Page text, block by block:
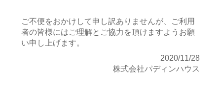
ご不便をおかけして申し訳ありませんが、ご利用
者の皆様にはご理解とご協力を頂けますようお願
い申し上げます。
2020/11/28
株式会社パディンハウス